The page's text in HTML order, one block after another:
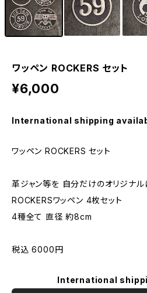
ワッペン ROCKERS セット
¥6,000
International shipping
ワッペン ROCKERS セット
革ジャン等を 自分だけのオリジナル
ROCKERSワッペン 4枚セット
4種全て 直径 約8cm
税込 6000円
International